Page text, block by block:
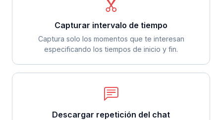
Capturar intervalo de tiempo
Captura solo los momentos que te interesan
especificando los tiempos de inicio y fin.
Descargar repetición del chat